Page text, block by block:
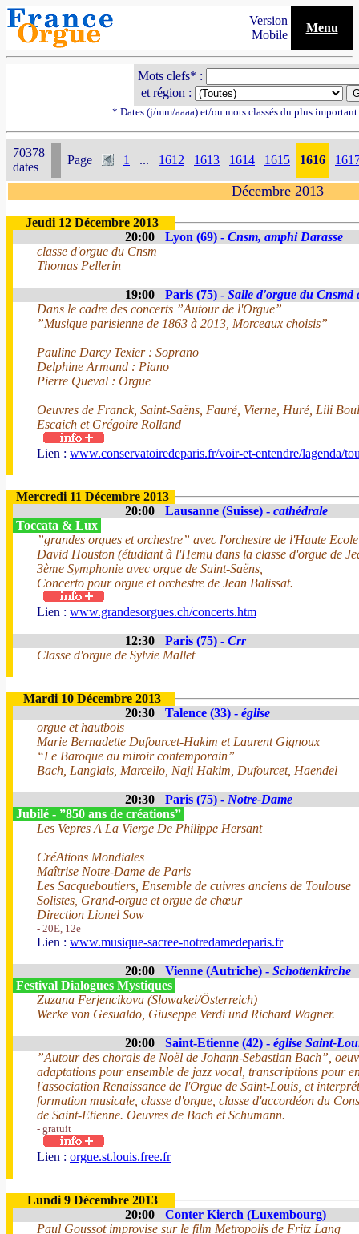
Version
Mobile
Menu
Mots clefs* :
et région :
* Dates (j/mm/aaaa) et/ou mots classés du plus
70378
dates
Page 1 ... 1612 1613 1614 1615 1616
Décembre 2013
Jeudi 12 Décembre 2013
20:00
Lyon (69) - Cnsm, amphi Darasse
classe d'orgue du Cnsm
Thomas Pellerin
19:00 Paris (75) - Salle d'orgue du Cnsmd
Dans le cadre des concerts ”Autour de l'Orgue”
”Musique parisienne de 1863 à 2013, Morceaux choisis”
Pauline Darcy Texier : Soprano
Delphine Armand : Piano
Pierre Queval : Orgue
Oeuvres de Franck, Saint-Saëns, Fauré, Vierne, Huré, Lili
Escaich et Grégoire Rolland
Lien : www.conservatoiredeparis.fr/voir-et-entendre/lagenda/
Mercredi 11 Décembre 2013
20:00
Lausanne (Suisse) - cathédrale
Toccata & Lux
”grandes orgues et orchestre” avec l'orchestre de l'Haute
David Houston (étudiant à l'Hemu dans la classe d'orgue de
3ème Symphonie avec orgue de Saint-Saëns,
Concerto pour orgue et orchestre de Jean Balissat.
Lien : www.grandesorgues.ch/concerts.htm
12:30 Paris (75) - Crr
Classe d'orgue de Sylvie Mallet
Mardi 10 Décembre 2013
20:30
Talence (33) - église
orgue et hautbois
Marie Bernadette Dufourcet-Hakim et Laurent Gignoux
“Le Baroque au miroir contemporain”
Bach, Langlais, Marcello, Naji Hakim, Dufourcet, Haendel
20:30 Paris (75) - Notre-Dame
Jubilé - ”850 ans de créations”
Les Vepres A La Vierge De Philippe Hersant
CréAtions Mondiales
Maîtrise Notre-Dame de Paris
Les Sacqueboutiers, Ensemble de cuivres anciens de Toulouse
Solistes, Grand-orgue et orgue de chœur
Direction Lionel Sow
- 20E, 12e
Lien : www.musique-sacree-notredamedeparis.fr
20:00 Vienne (Autriche) - Schottenkirche
Festival Dialogues Mystiques
Zuzana Ferjencikova (Slowakei/Österreich)
Werke von Gesualdo, Giuseppe Verdi und Richard Wagner.
20:00 Saint-Etienne (42) - église Saint-
”Autour des chorals de Noël de Johann-Sebastian Bach”,
adaptations pour ensemble de jazz vocal, transcriptions pour
l'association Renaissance de l'Orgue de Saint-Louis, et
formation musicale, classe d'orgue, classe d'accordéon du
de Saint-Etienne. Oeuvres de Bach et Schumann.
- gratuit
Lien : orgue.st.louis.free.fr
Lundi 9 Décembre 2013
20:00
Conter Kierch (Luxembourg)
Paul Goussot improvise sur le film Metropolis de Fritz Lang